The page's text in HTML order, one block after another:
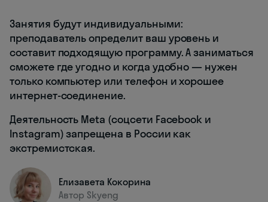
Занятия будут индивидуальными:
преподаватель определит ваш уровень и
составит подходящую программу. А заниматься
сможете где угодно и когда удобно — нужен
только компьютер или телефон и хорошее
интернет-соединение.
Деятельность Meta (соцсети Facebook и
Instagram) запрещена в России как
экстремистская.
Елизавета Кокорина
Автор Skyeng